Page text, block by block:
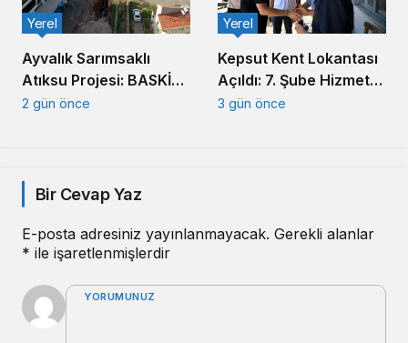
Ayvalık Sarımsaklı
Atıksu Projesi: BASKİ
Altyapıda Hız Kesmiyor
Yerel
2 gün önce
Kepsut Kent Lokantası
Açıldı: 7. Şube Hizmete
Girdi
Yerel
3 gün önce
Bir Cevap Yaz
E-posta adresiniz yayınlanmayacak. Gerekli alanlar
* ile işaretlenmişlerdir
YORUMUNUZ